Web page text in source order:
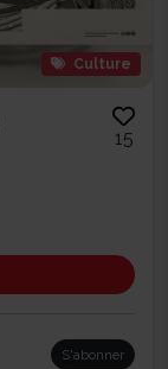
Culture
15
S'abonner